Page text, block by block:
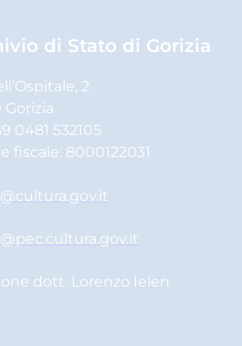
di Stato di Gorizia
2
Gorizia
0481 532105
fiscale: 8000122031
dott. Lorenzo Ielen